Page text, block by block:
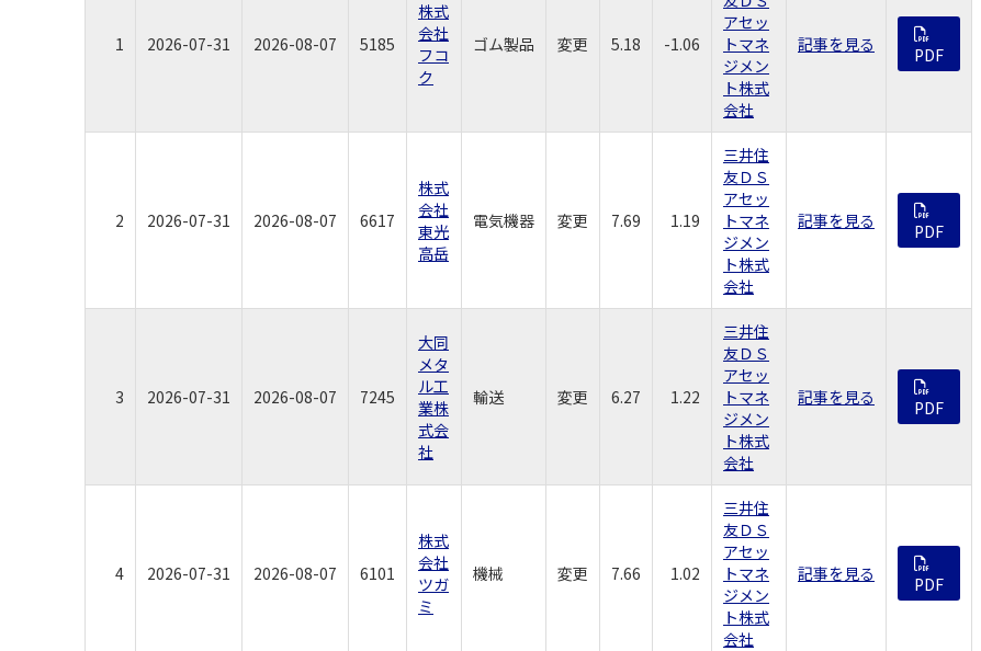
1 2026-07-31 2026-08-07 5185
株式
会社
フコ
ク
ゴム製品 変更 5.18 -1.06
アセッ
トマネ
ジメン
ト株式
会社
記事を見る PDF
2 2026-07-31 2026-08-07 6617
株式
会社
東光
高岳
電気機器 変更 7.69 1.19
三井住
友ＤＳ
アセッ
トマネ
ジメン
ト株式
会社
記事を見る PDF
3 2026-07-31 2026-08-07 7245
大同
メタ
ル工
業株
式会
社
輸送 変更 6.27 1.22
三井住
友ＤＳ
アセッ
トマネ
ジメン
ト株式
会社
記事を見る PDF
4 2026-07-31 2026-08-07 6101
株式
会社
ツガ
ミ
機械 変更 7.66 1.02
三井住
友ＤＳ
アセッ
トマネ
ジメン
ト株式
会社
記事を見る PDF